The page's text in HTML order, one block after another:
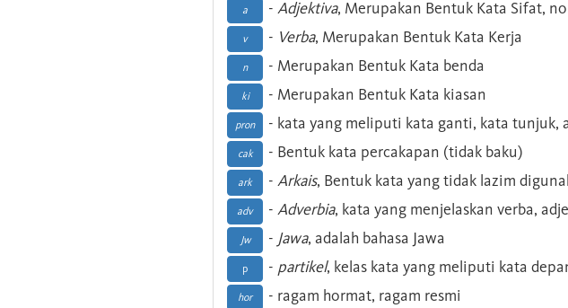
a - Adjektiva, Merupakan Bentuk Kata Sifat,
v - Verba, Merupakan Bentuk Kata Kerja
n - Merupakan Bentuk Kata benda
ki - Merupakan Bentuk Kata kiasan
pron - kata yang meliputi kata ganti, kata tunjuk,
cak - Bentuk kata percakapan (tidak baku)
ark - Arkais, Bentuk kata yang tidak lazim
adv - Adverbia, kata yang menjelaskan verba,
Jw - Jawa, adalah bahasa Jawa
p - partikel, kelas kata yang meliputi kata
hor - ragam hormat, ragam resmi